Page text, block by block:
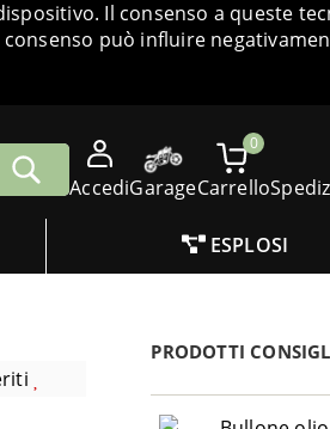
Il consenso a queste
può influire
AccediGarage
0
Carrello
ESPLOSI
PRODOTTI